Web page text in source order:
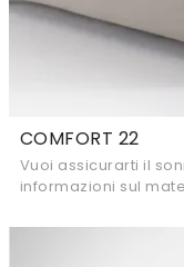
COMFORT 22
Vuoi assicurarti il
informazioni sul